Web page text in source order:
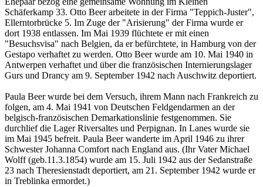
Schäferkamp 33. Otto Beer arbeitete in der Firma "Teppich-Juster",
Ellerntorbrücke 5. Im Zuge der "Arisierung" der Firma wurde er
dort 1938 entlassen. Im Mai 1939 flüchtete er mit einen
"Besuchsvisa" nach Belgien, da er befürchtete, in Hamburg von der
Gestapo verhaftet zu werden. Otto Beer wurde am 10. Mai 1940 in
Antwerpen verhaftet und über die französischen Internierungslager
Gurs und Drancy am 9. September 1942 nach Auschwitz deportiert.
Paula Beer wurde bei dem Versuch, ihrem Mann nach Frankreich zu
folgen, am 4. Mai 1941 von Deutschen Feldgendarmen an der
belgisch-französischen Demarkationslinie festgenommen. Sie
durchlief die Lager Riversaltes und Perpignan. In Lanes wurde sie
im Mai 1945 befreit. Paula Beer wanderte im April 1946 zu ihrer
Schwester Johanna Comfort nach England aus. (Ihr Vater Michael
Wolff (geb.11.3.1854) wurde am 15. Juli 1942 aus der Sedanstraße
23 nach Theresienstadt deportiert, am 21. September 1942 wurde er
in Treblinka ermordet.)